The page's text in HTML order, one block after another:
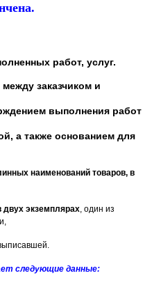
работ, услуг.
заказчиком и
выполнения работ
а также основанием для
наименований товаров, в
двух экземплярах, один из
следующие данные: